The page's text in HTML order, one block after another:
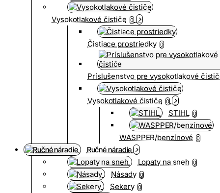
Vysokotlakové čističe 0
Čistiace prostriedky 0
Príslušenstvo pre vysokotlakové
Vysokotlakové čističe 0
STIHL 0
WASPPER/benzínové 0
Ručné náradie
Lopaty na sneh 0
Násady 0
Sekery 0